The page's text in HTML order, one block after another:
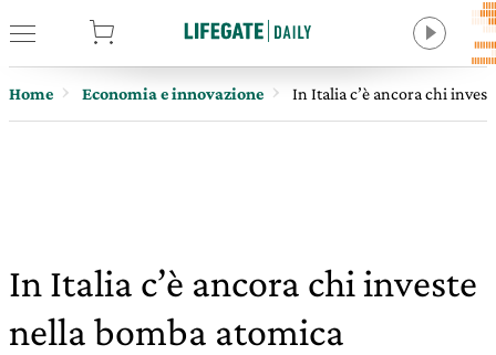
Home Economia e innovazione In Italia c’è ancora chi
In Italia c’è ancora chi investe
nella bomba atomica